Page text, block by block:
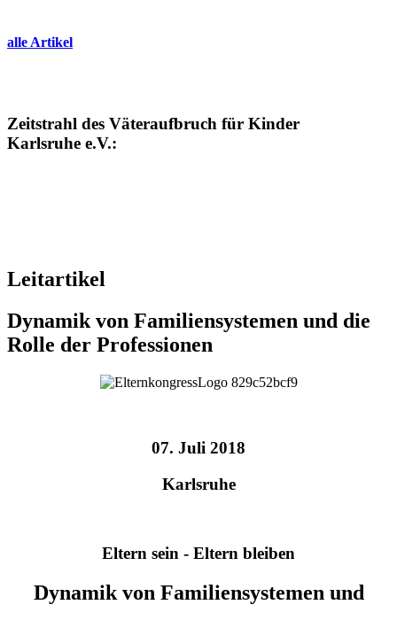
alle Artikel
Zeitstrahl des Väteraufbruch für Kinder
Karlsruhe e.V.:
Leitartikel
Dynamik von Familiensystemen und die
Rolle der Professionen
07. Juli 2018
Karlsruhe
Eltern sein - Eltern bleiben
Dynamik von Familiensystemen und